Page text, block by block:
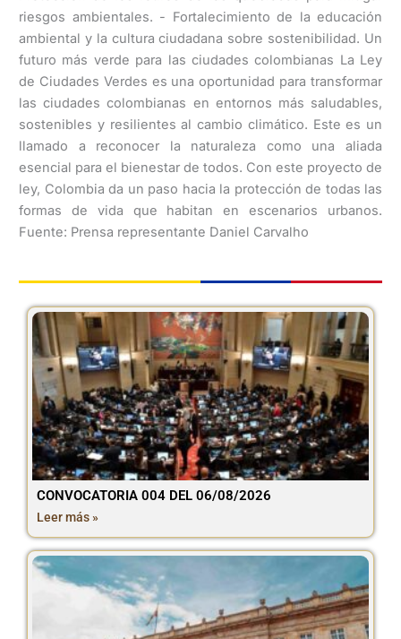
riesgos ambientales. - Fortalecimiento de la educación
ambiental y la cultura ciudadana sobre sostenibilidad. Un
futuro más verde para las ciudades colombianas La Ley
de Ciudades Verdes es una oportunidad para transformar
las ciudades colombianas en entornos más saludables,
sostenibles y resilientes al cambio climático. Este es un
llamado a reconocer la naturaleza como una aliada
esencial para el bienestar de todos. Con este proyecto de
ley, Colombia da un paso hacia la protección de todas las
formas de vida que habitan en escenarios urbanos.
Fuente: Prensa representante Daniel Carvalho
CONVOCATORIA 004 DEL 06/08/2026
Leer más »